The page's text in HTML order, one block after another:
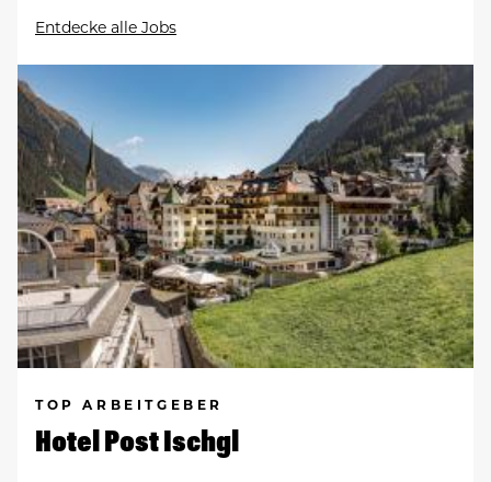
Entdecke alle Jobs
TOP ARBEITGEBER
Hotel Post Ischgl